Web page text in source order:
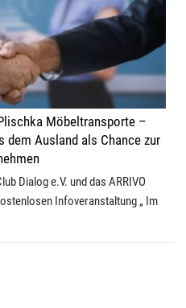
Möbeltransporte –
dem Ausland als Chance zur
Dialog e.V. und das ARRIVO
Infoveranstaltung „ Im